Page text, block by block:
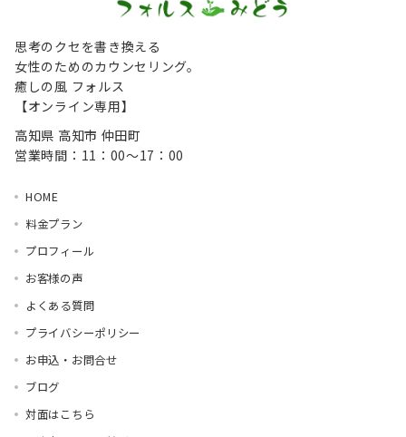
思考のクセを書き換える
女性のためのカウンセリング。
癒しの風 フォルス
【オンライン専用】
高知県 高知市 仲田町
営業時間：11：00～17：00
HOME
料金プラン
プロフィール
お客様の声
よくある質問
プライバシーポリシー
お申込・お問合せ
ブログ
対面はこちら